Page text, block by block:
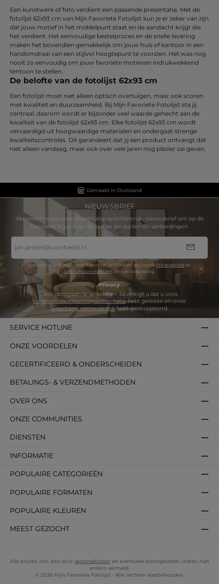
Een kunstwerk of foto verdient een passende presentatie. Met de
fotolijst 62x93 cm van Mijn Favoriete Fotolijst kun je er zeker van zijn
dat jouw motief in het middelpunt staat en de aandacht krijgt die
het verdient. Het eenvoudige bestelproces en de snelle levering
maken het bovendien gemakkelijk om jouw huis of kantoor in een
handomdraai van een stijlvol hoogtepunt te voorzien. Het was nog
nooit zo eenvoudig om jouw favoriete motieven indrukwekkend
tentoon te stellen.
De belofte van de fotolijst 62x93 cm
Een fotolijst moet niet alleen optisch overtuigen, maar ook scoren
met kwaliteit en duurzaamheid. Bij Mijn Favoriete Fotolijst sta jij
centraal, daarom wordt er bijzonder veel waarde gehecht aan de
kwaliteit van de fotolijst 62x93 cm. Elke fotolijst 62x93 cm wordt
vervaardigd uit hoogwaardige materialen en ondergaat strenge
kwaliteitscontroles. Dit garandeert dat jij een product ontvangt dat
niet alleen vandaag, maar ook over vele jaren nog plezier zal geven.
Gemaakt in Duitsland
NIEUWSBRIEF
Abonneer nu op onze regelmatig verschijnende nieuwsbrief om op de
hoogtete blijven van de laatste producten en aanbiedingen.
mailadres
*
Deze site wordt beschermd door reCAPTCHA en de Google Privacybeleid en
Gebruiksvoorwaardenzijn van toepassing.
Privacy
gegevensbeschermingsinformatie
algemene voorwaardenhebt geaccepteerd.
SERVICE HOTLINE
DIENSTEN
INFORMATIE
POPULAIRE CATEGORIEËN
POPULAIRE FORMATEN
POPULAIRE KLEUREN
MEEST GEZOCHT
BETALINGS- & VERZENDMETHODEN
OVER ONS
GECERTIFICEERD & ONDERSCHEIDEN
ONZE VOORDELEN
ONZE COMMUNITIES
Alle prijzen incl. btw plus verzendkosten en eventuele bezorgkosten, indien niet
anders vermeld.
© 2026 Mijn Favoriete Fotolijst - Alle rechten voorbehouden.